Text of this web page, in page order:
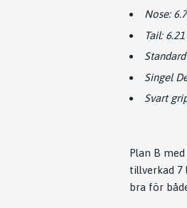
Nose:
Tail:
Singel
Svart
Plan B
tillverkad 7
bra för